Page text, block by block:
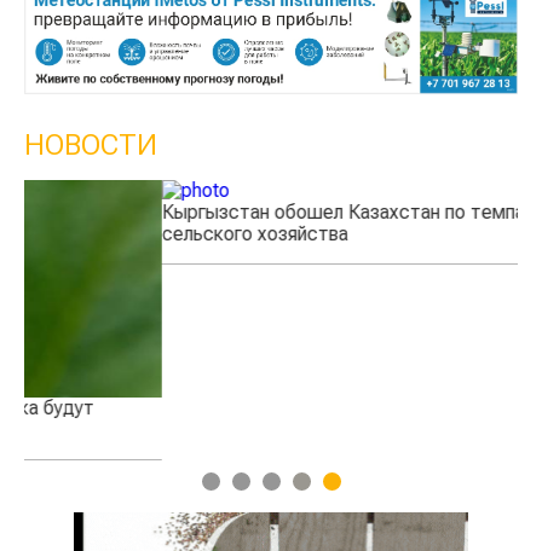
НОВОСТИ
Кыргызстан обошел Казахстан по темпам роста
сельского хозяйства
1 2 3 4 5